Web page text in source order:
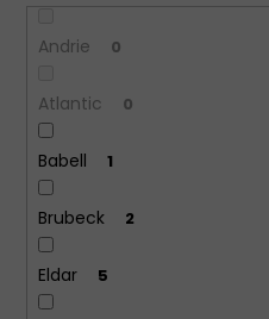
Andrie 0
Atlantic 0
Babell 1
Brubeck 2
Eldar 5